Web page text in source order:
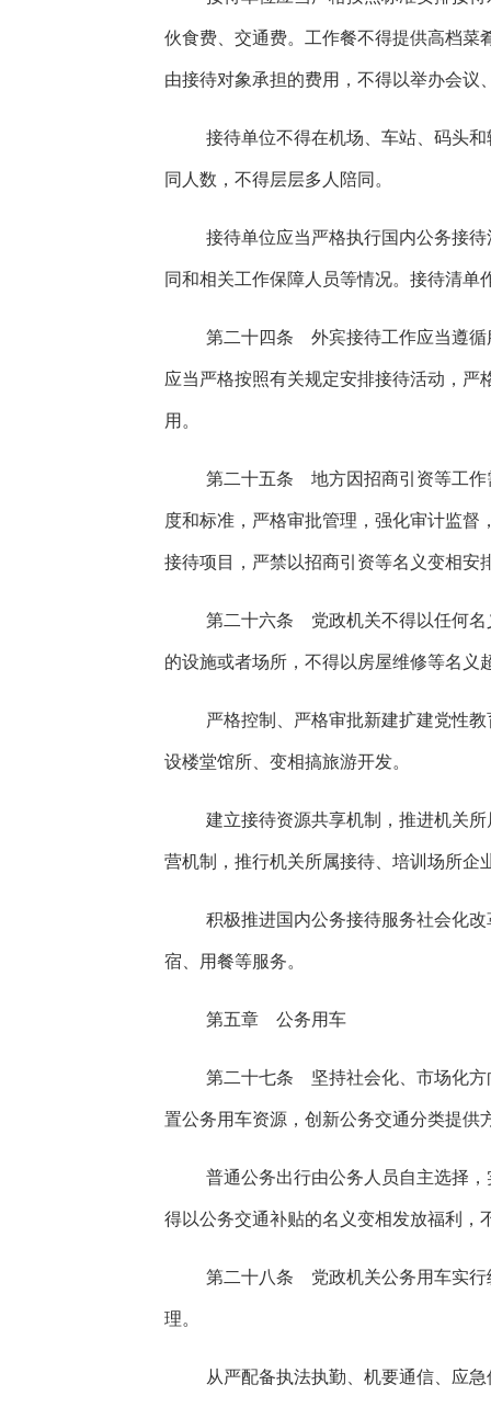
伙食费、交通费。工作餐不得提供高档菜
由接待对象承担的费用，不得以举办会
接待单位不得在机场、车站、码头
同人数，不得层层多人陪同。
接待单位应当严格执行国内公务接
同和相关工作保障人员等情况。接待清
第二十四条 外宾接待工作应当遵循
应当严格按照有关规定安排接待活动，
用。
第二十五条 地方因招商引资等工作
度和标准，严格审批管理，强化审计监
接待项目，严禁以招商引资等名义变相安
第二十六条 党政机关不得以任何名
的设施或者场所，不得以房屋维修等名
严格控制、严格审批新建扩建党性
设楼堂馆所、变相搞旅游开发。
建立接待资源共享机制，推进机关
营机制，推行机关所属接待、培训场所企
积极推进国内公务接待服务社会化
宿、用餐等服务。
第五章 公务用车
第二十七条 坚持社会化、市场化方
置公务用车资源，创新公务交通分类提供
普通公务出行由公务人员自主选择
得以公务交通补贴的名义变相发放福利，
第二十八条 党政机关公务用车实行
理。
从严配备执法执勤、机要通信、应